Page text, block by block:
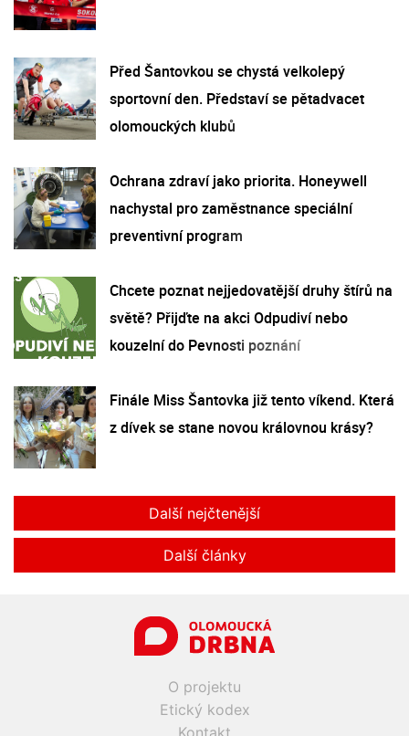
Před Šantovkou se chystá velkolepý
sportovní den. Představí se pětadvacet
olomouckých klubů
Ochrana zdraví jako priorita. Honeywell
nachystal pro zaměstnance speciální
preventivní program
Chcete poznat nejjedovatější druhy štírů na
světě? Přijďte na akci Odpudiví nebo
kouzelní do Pevnosti poznání
Finále Miss Šantovka již tento víkend. Která
z dívek se stane novou královnou krásy?
Další nejčtenější
Další články
O projektu
Etický kodex
Kontakt